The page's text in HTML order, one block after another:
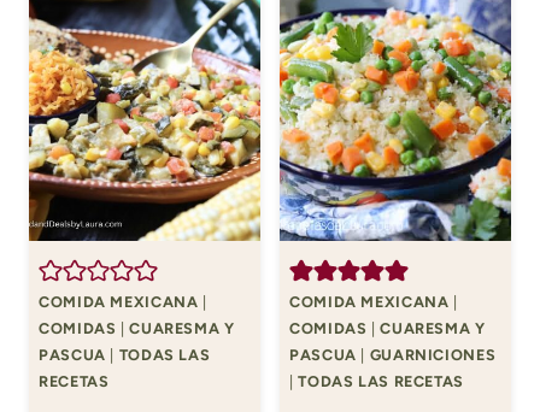
COMIDA MEXICANA
COMIDAS |CUARESMA Y
PASCUA
TODAS LAS
RECETAS
COMIDA MEXICANA
COMIDAS |CUARESMA Y
PASCUA
GUARNICIONES
|TODAS LAS RECETAS